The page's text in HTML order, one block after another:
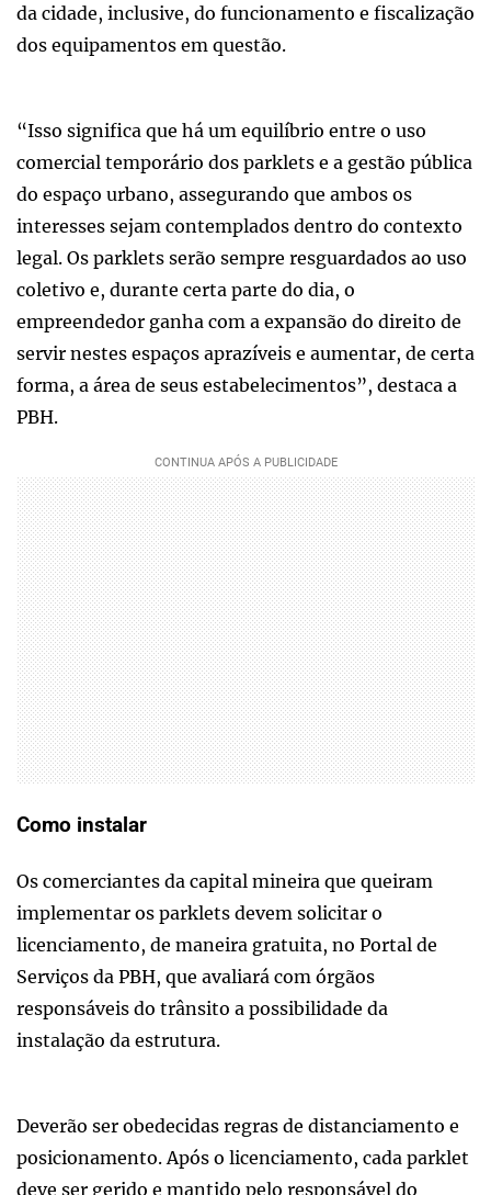
da cidade, inclusive, do funcionamento e fiscalização
dos equipamentos em questão.
“Isso significa que há um equilíbrio entre o uso
comercial temporário dos parklets e a gestão pública
do espaço urbano, assegurando que ambos os
interesses sejam contemplados dentro do contexto
legal. Os parklets serão sempre resguardados ao uso
coletivo e, durante certa parte do dia, o
empreendedor ganha com a expansão do direito de
servir nestes espaços aprazíveis e aumentar, de certa
forma, a área de seus estabelecimentos”, destaca a
PBH.
Como instalar
Os comerciantes da capital mineira que queiram
implementar os parklets devem solicitar o
licenciamento, de maneira gratuita, no Portal de
Serviços da PBH, que avaliará com órgãos
responsáveis do trânsito a possibilidade da
instalação da estrutura.
Deverão ser obedecidas regras de distanciamento e
posicionamento. Após o licenciamento, cada parklet
deve ser gerido e mantido pelo responsável do